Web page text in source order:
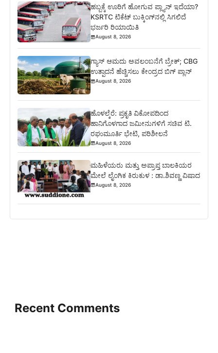
ಹಬ್ಬಕ್ಕೆ ಊರಿಗೆ ಹೋಗುವ ಪ್ಲ್ಯಾನ್ ಇದೆಯಾ?
KSRTC ಟಿಕೆಟ್ ಬುಕ್ಕಿಂಗ್‌ನಲ್ಲಿ ಸಿಗಲಿದೆ
ಭರ್ಜರಿ ರಿಯಾಯಿತಿ
August 8, 2026
ಗ್ಯಾಸ್ ಆಮದು ಅವಲಂಬನೆಗೆ ಬ್ರೇಕ್; CBG
ಉತ್ಪಾದನೆ ಹೆಚ್ಚಿಸಲು ಕೇಂದ್ರದ ಬಿಗ್ ಪ್ಲಾನ್
August 8, 2026
ಹೊಳಲ್ಕೆರೆ: ಪ್ರಕೃತಿ ವಿಕೋಪದಿಂದ
ಹಾನಿಗೊಳಗಾದ ಜಮೀನುಗಳಿಗೆ ಸಚಿವ ಟಿ.
ರಘುಮೂರ್ತಿ ಭೇಟಿ, ಪರಿಶೀಲನೆ
August 8, 2026
ಮಹಿಳೆಯರು ಮತ್ತು ಅಪ್ರಾಪ್ತ ಬಾಲಕಿಯರ
ಮೇಲೆ ಲೈಂಗಿಕ ಕಿರುಕುಳ : ಡಾ.ಶಿವಣ್ಣ ವಿಷಾದ
August 8, 2026
Recent Comments